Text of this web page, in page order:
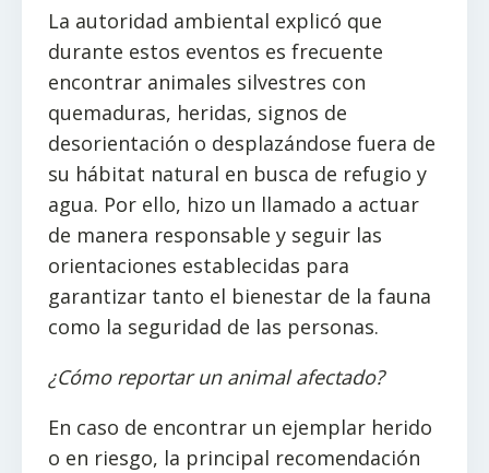
La autoridad ambiental explicó que
durante estos eventos es frecuente
encontrar animales silvestres con
quemaduras, heridas, signos de
desorientación o desplazándose fuera de
su hábitat natural en busca de refugio y
agua. Por ello, hizo un llamado a actuar
de manera responsable y seguir las
orientaciones establecidas para
garantizar tanto el bienestar de la fauna
como la seguridad de las personas.
¿Cómo reportar un animal afectado?
En caso de encontrar un ejemplar herido
o en riesgo, la principal recomendación